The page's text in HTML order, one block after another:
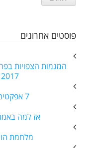
פוסטים אחרונים
המגמות הצפויות
2017
7 אפקטים שרק וידאו יכול ליצור
אז למה
מלחמת